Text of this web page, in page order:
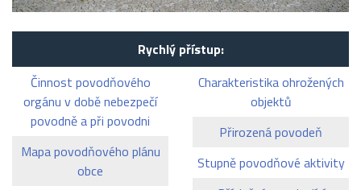
Rychlý přístup:
Činnost povodňového
orgánu v době nebezpečí
povodně a při povodni
Mapa povodňového plánu
obce
Charakteristika ohrožených
objektů
Přirozená povodeň
Stupně povodňové aktivity